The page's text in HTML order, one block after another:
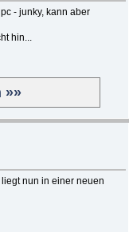
- junky, kann aber
hin...
»»
nun in einer neuen